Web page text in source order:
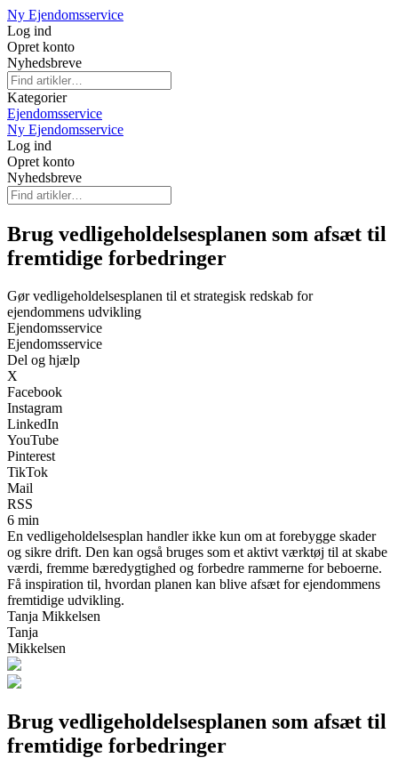
Ny Ejendomsservice
Log ind
Opret konto
Nyhedsbreve
Kategorier
Ejendomsservice
Ny Ejendomsservice
Log ind
Opret konto
Nyhedsbreve
Brug vedligeholdelsesplanen som afsæt til
fremtidige forbedringer
Gør vedligeholdelsesplanen til et strategisk redskab for
ejendommens udvikling
Ejendomsservice
Ejendomsservice
Del og hjælp
X
Facebook
Instagram
LinkedIn
YouTube
Pinterest
TikTok
Mail
RSS
6 min
En vedligeholdelsesplan handler ikke kun om at forebygge skader
og sikre drift. Den kan også bruges som et aktivt værktøj til at skabe
værdi, fremme bæredygtighed og forbedre rammerne for beboerne.
Få inspiration til, hvordan planen kan blive afsæt for ejendommens
fremtidige udvikling.
Tanja Mikkelsen
Tanja
Mikkelsen
Brug vedligeholdelsesplanen som afsæt til
fremtidige forbedringer